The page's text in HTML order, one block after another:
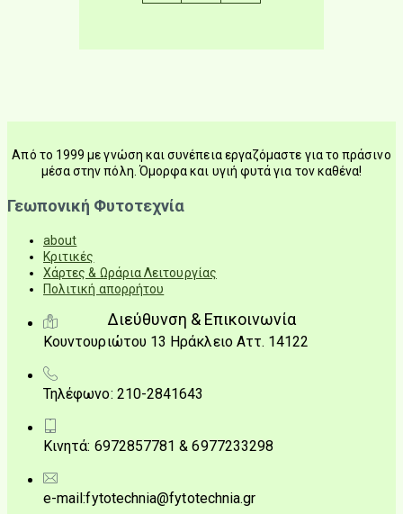
Από το 1999 με γνώση και συνέπεια εργαζόμαστε για το πράσινο
μέσα στην πόλη. Όμορφα και υγιή φυτά για τον καθένα!
Γεωπονική Φυτοτεχνία
about
Κριτικές
Χάρτες & Ωράρια Λειτουργίας
Πολιτική απορρήτου
Διεύθυνση & Επικοινωνία
Κουντουριώτου 13 Ηράκλειο Αττ. 14122
Τηλέφωνο: 210-2841643
Κινητά: 6972857781 & 6977233298
e-mail:fytotechnia@fytotechnia.gr